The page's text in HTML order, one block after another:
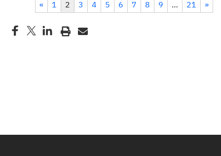
«
1 2 3 4 5 6 7 8 9 … 21 »